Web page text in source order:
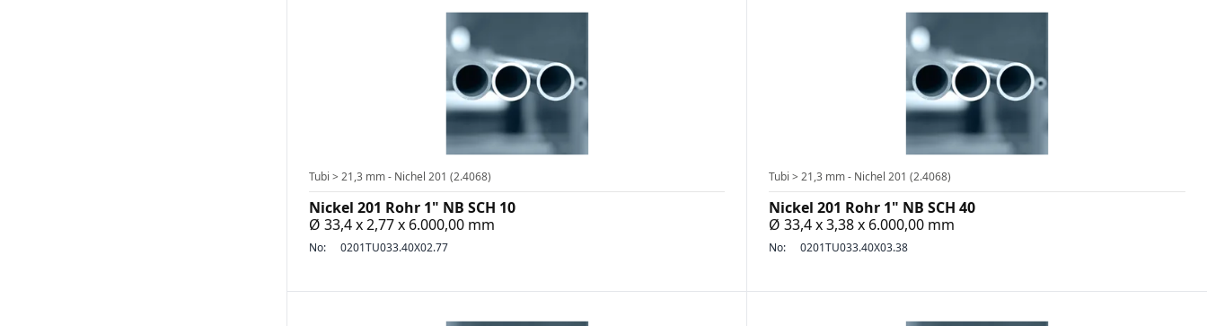
Tubi > 21,3 mm - Nichel 201 (2.4068)
Nickel 201 Rohr 1" NB SCH 10
Ø 33,4 x 2,77 x 6.000,00 mm
No: 0201TU033.40X02.77
Tubi > 21,3 mm - Nichel 201 (2.4068)
Nickel 201 Rohr 1" NB SCH 40
Ø 33,4 x 3,38 x 6.000,00 mm
No: 0201TU033.40X03.38